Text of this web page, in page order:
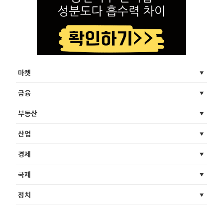
마켓
금융
부동산
산업
경제
국제
정치